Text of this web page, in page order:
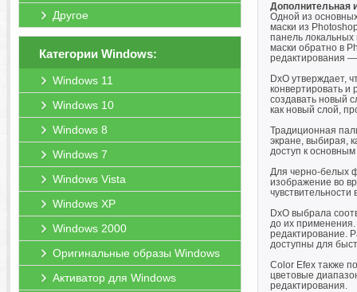
Другое
Категории Windows:
Windows 11
Windows 10
Windows 8
Windows 7
Windows Vista
Windows XP
Windows 2000
Оригинальные образы Windows
Активатор для Windows
Дополнительная
Одной из
маски из
панель
маски обратно в
редактирования
DxO утверждает,
конвертировать и
создавать новый
как новый слой,
Традиционная
экране, выбирая,
доступ к
Для черно-белых
изображение во
чувствительности
DxO выбрала
до их
редактирование.
доступны для
Color Efex также
цветовые
редактирования.